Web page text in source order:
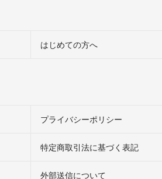
はじめての方へ
プライバシーポリシー
特定商取引法に基づく表記
外部送信について